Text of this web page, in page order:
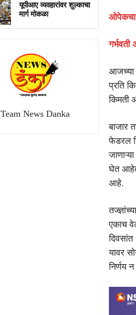
यूपीआए व्यवहारांवर शुल्काचा
मार्ग मोकळा
Team News Danka
ओपेकचा
गर्भवती
आजच्या
प्रति
किमती
बाजार
फेडरल
घेत आहेत.
आहे.
एकाच
यावर
निर्णय